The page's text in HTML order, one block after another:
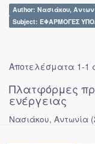
Author: Νασιάκου,
Subject: ΕΦΑΡΜΟΓΕΣ
Αποτελέσματα 1-1
Πλατφόρμες
ενέργειας
Νασιάκου, Αντωνία (